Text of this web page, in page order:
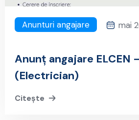
Anunturi angajare mai
Anunț angajare ELCEN
(Electrician)
Citește